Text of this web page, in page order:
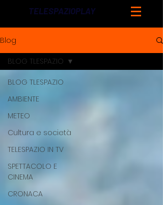
TELESPAZIOPLAY
Blog
BLOG TLESPAZIO
AMBIENTE
METEO
Cultura e società
TELESPAZIO IN TV
SPETTACOLO E
CINEMA
CRONACA
BLOG TLESPAZIO